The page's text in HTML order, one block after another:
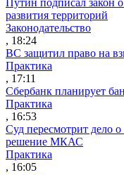
развития территорий
Законодательство
, 18:24
ВС защитил право на
Практика
, 17:11
Сбербанк планирует
Практика
, 16:53
Суд пересмотрит дело
решение МКАС
Практика
, 16:05